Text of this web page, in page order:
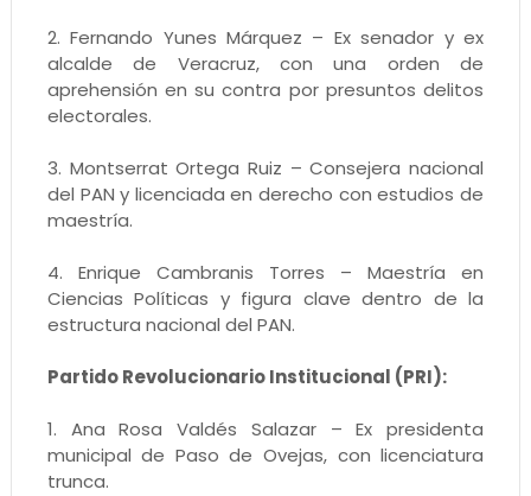
2. Fernando Yunes Márquez – Ex senador y ex
alcalde de Veracruz, con una orden de
aprehensión en su contra por presuntos delitos
electorales.
3. Montserrat Ortega Ruiz – Consejera nacional
del PAN y licenciada en derecho con estudios de
maestría.
4. Enrique Cambranis Torres – Maestría en
Ciencias Políticas y figura clave dentro de la
estructura nacional del PAN.
Partido Revolucionario Institucional (PRI):
1. Ana Rosa Valdés Salazar – Ex presidenta
municipal de Paso de Ovejas, con licenciatura
trunca.